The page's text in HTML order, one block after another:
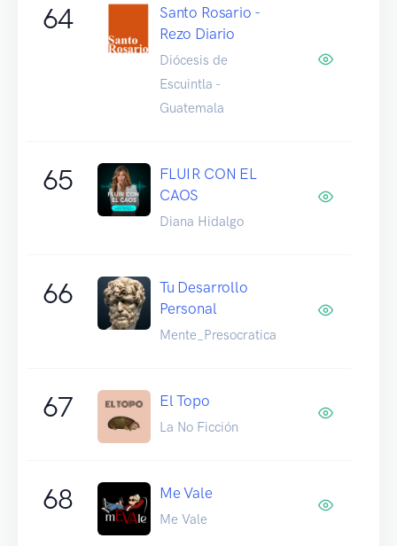
64
Santo Rosario -
Rezo Diario
Diócesis de
Escuintla -
Guatemala
65
FLUIR CON EL
CAOS
Diana Hidalgo
66
Tu Desarrollo
Personal
Mente_Presocratica
67 El Topo
La No Ficción
68 Me Vale
Me Vale